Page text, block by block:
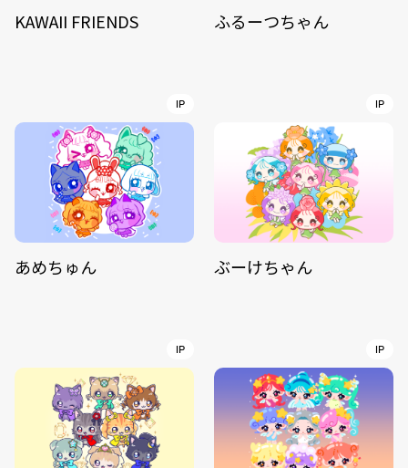
KAWAII FRIENDS ふるーつちゃん
IP
あめちゅん
IP
ぶーけちゃん
IP IP